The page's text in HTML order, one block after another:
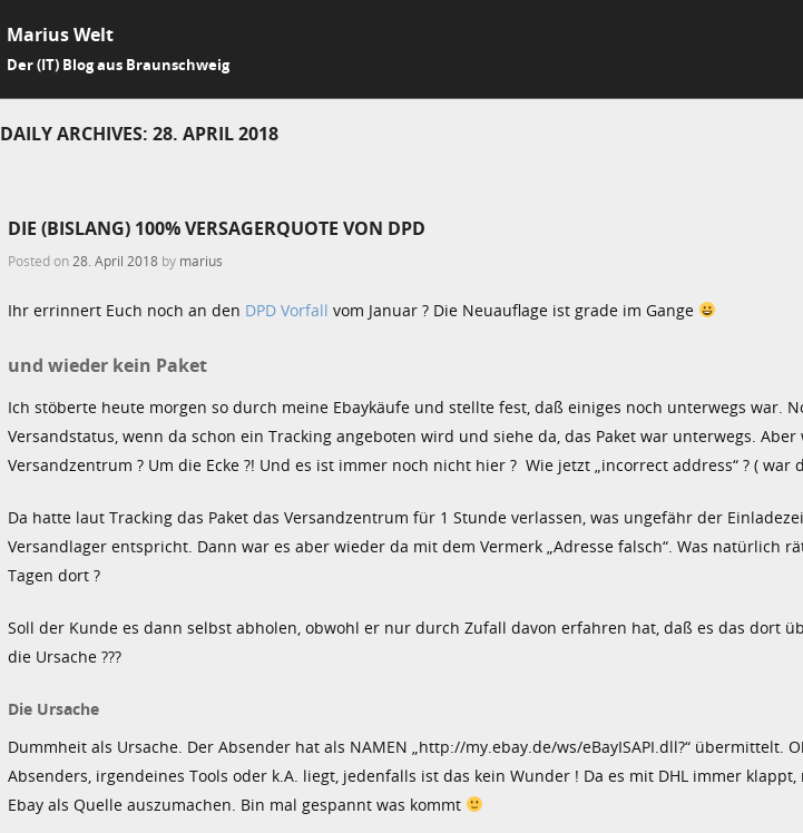
Marius Welt
Der (IT) Blog aus Braunschweig
DAILY ARCHIVES: 28. APRIL 2018
DIE (BISLANG) 100% VERSAGERQUOTE VON DPD
Posted on 28. April 2018 by marius
Ihr errinnert Euch noch an den DPD Vorfall vom Januar ? Die Neuauflage ist grade im Gange
und wieder kein Paket
Ich stöberte heute morgen so durch meine Ebaykäufe und stellte fest, daß einiges noch unterwegs war.
Versandstatus, wenn da schon ein Tracking angeboten wird und siehe da, das Paket war unterwegs. Aber
Versandzentrum ? Um die Ecke ?! Und es ist immer noch nicht hier ? Wie jetzt „incorrect address“ ? ( war
Da hatte laut Tracking das Paket das Versandzentrum für 1 Stunde verlassen, was ungefähr der
Versandlager entspricht. Dann war es aber wieder da mit dem Vermerk „Adresse falsch“. Was natürlich
Tagen dort ?
Soll der Kunde es dann selbst abholen, obwohl er nur durch Zufall davon erfahren hat, daß es das dort
die Ursache ???
Die Ursache
Dummheit als Ursache. Der Absender hat als NAMEN „http://my.ebay.de/ws/eBayISAPI.dll?“ übermittelt.
Absenders, irgendeines Tools oder k.A. liegt, jedenfalls ist das kein Wunder ! Da es mit DHL immer
Ebay als Quelle auszumachen. Bin mal gespannt was kommt